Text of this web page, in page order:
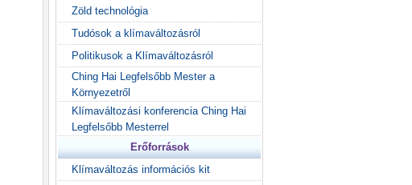
Zöld technológia
Tudósok a klímaváltozásról
Politikusok a Klímaváltozásról
Ching Hai Legfelsőbb Mester a
Környezetről
Klímaváltozási konferencia Ching Hai
Legfelsőbb Mesterrel
Erőforrások
Klímaváltozás információs kit